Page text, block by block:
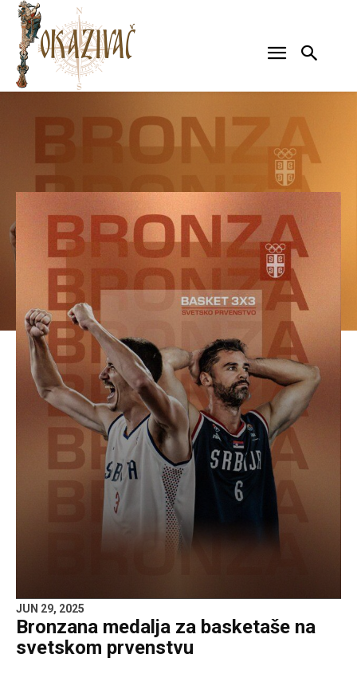
JUN 29, 2025
Bronzana medalja za basketaše na
svetskom prvenstvu